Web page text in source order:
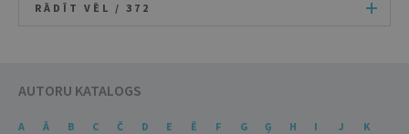
RĀDĪT VĒL / 372
AUTORU KATALOGS
A Ā B C Č D E Ē F G Ģ H I J
K